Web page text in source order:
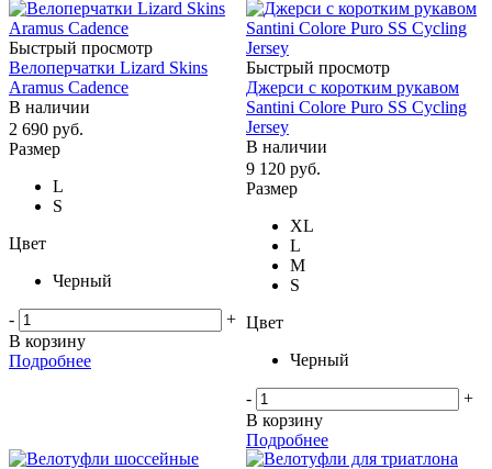
Быстрый просмотр
Велоперчатки Lizard Skins
Aramus Cadence
В наличии
2 690 руб.
Размер
L
S
Цвет
Черный
-
+
В корзину
Подробнее
Быстрый просмотр
Джерси с коротким рукавом
Santini Colore Puro SS Cycling
Jersey
В наличии
9 120 руб.
Размер
XL
L
M
S
Цвет
Черный
-
+
В корзину
Подробнее